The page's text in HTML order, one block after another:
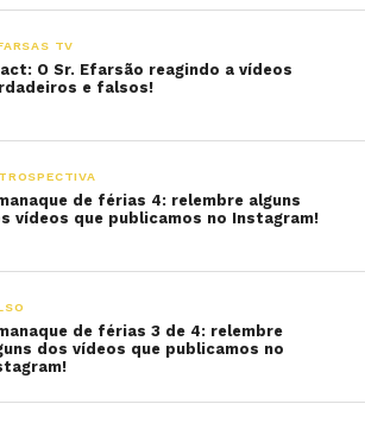
TV
O Sr. Efarsão reagindo a vídeos
e falsos!
de férias 4: relembre alguns
vídeos que publicamos no Instagram!
de férias 3 de 4: relembre
dos vídeos que publicamos no